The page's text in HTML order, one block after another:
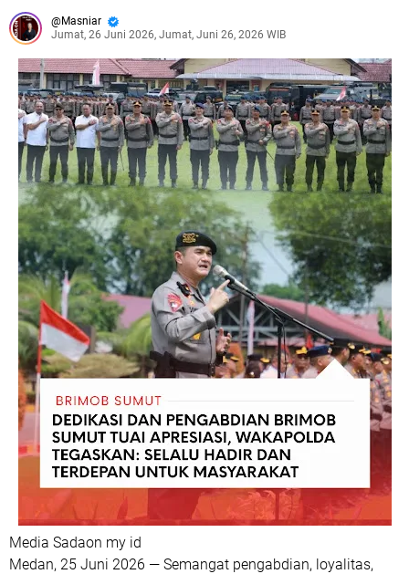
Masniar
Jumat, 26 Juni 2026, Jumat, Juni 26, 2026 WIB
Media Sadaon my id
Medan, 25 Juni 2026 — Semangat pengabdian, loyalitas,